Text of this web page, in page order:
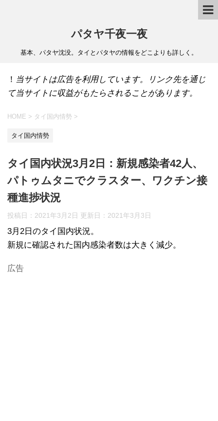
パタヤ千夜一夜
基本、パタヤ沈没。タイとパタヤの情報をどこよりも詳しく。
！ 当サイトは広告を利用しています。リンク先を通じ
て当サイトに収益がもたらされることがあります。
HOME > タイ国内情勢 >
タイ国内情勢
タイ国内状況3月2日：新規感染者42人、
パトゥムタニでクラスター、ワクチン接
種進捗状況
投稿日：2021年3月2日 更新日： 2021年3月3日
3月2日のタイ国内状況。
新規に確認された国内感染者数は大きく減少。
広告